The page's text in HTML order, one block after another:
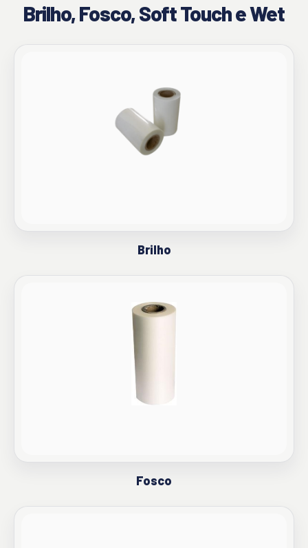
Brilho, Fosco, Soft Touch e Wet
Brilho
Fosco